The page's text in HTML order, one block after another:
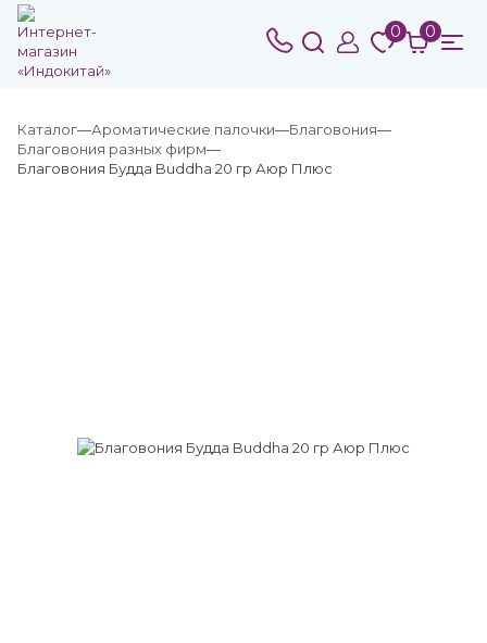
0 0
Каталог Ароматические палочки
Благовония
Благовония разных фирм
Благовония Будда Buddha 20 гр Аюр Плюс